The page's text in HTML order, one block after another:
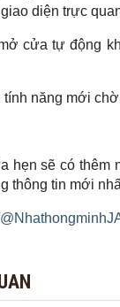
diện trực
cửa tự động
tính năng mới
hẹn sẽ có
thông tin mới